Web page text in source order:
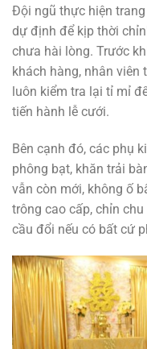
Đội ngũ thực hiện
dự định để kịp thời
chưa hài lòng. Trước
khách hàng, nhân viên
luôn kiểm tra lại tỉ mỉ
tiến hành lễ cưới.
Bên cạnh đó, các phụ
phông bạt, khăn trải
vẫn còn mới, không ố
trông cao cấp, chỉn
cầu đổi nếu có bất cứ